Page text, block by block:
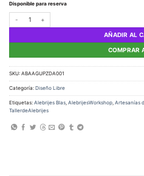
Disponible para reserva
AÑADIR AL
COMPRAR
SKU: ABAAGUPZDA001
Categoría: Diseño Libre
Etiquetas: Alebrijes Blas AlebrijesWorkshop Artesanías
TallerdeAlebrijes